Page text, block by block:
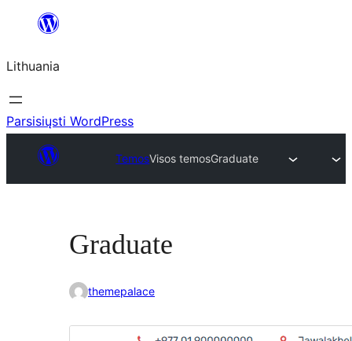
turinio
Lithuania
Parsisiųsti WordPress
TemosVisos temosGraduate
Graduate
themepalace